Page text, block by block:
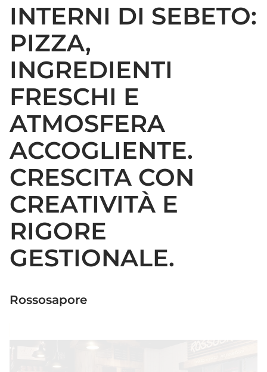
INTERNI DI SEBETO:
PIZZA,
INGREDIENTI
FRESCHI E
ATMOSFERA
ACCOGLIENTE.
CRESCITA CON
CREATIVITÀ E
RIGORE
GESTIONALE.
Rossosapore